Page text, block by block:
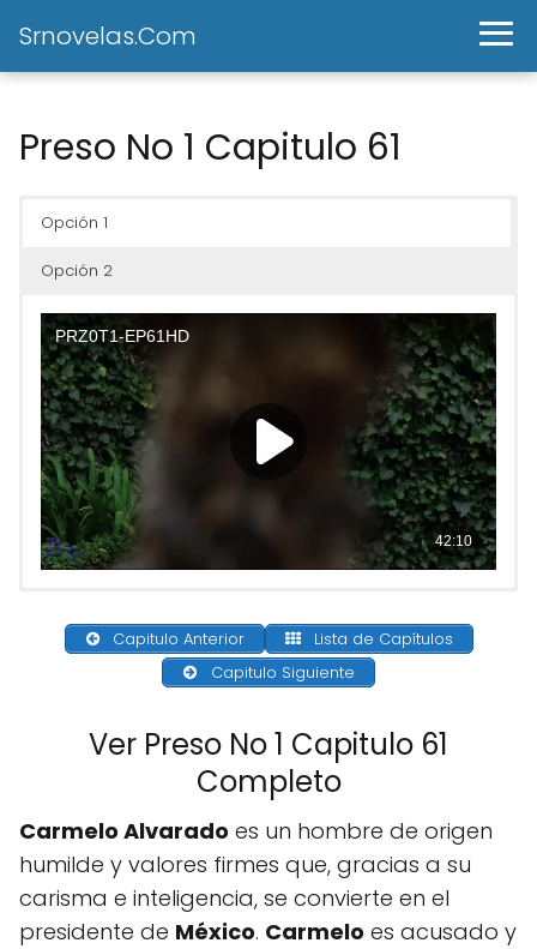
Srnovelas.Com
Preso No 1 Capitulo 61
Opción 1
Opción 2
Capitulo Anterior
Lista de Capítulos
Capitulo Siguiente
Ver Preso No 1 Capitulo 61
Completo
Carmelo Alvarado es un hombre de origen
humilde y valores firmes que, gracias a su
carisma e inteligencia, se convierte en el
presidente de México. Carmelo es acusado y